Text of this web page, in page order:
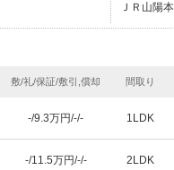
ＪＲ山陽
敷/礼/保証/敷引,償却 間取り
-/9.3万円/-/- 1LDK
-/11.5万円/-/- 2LDK